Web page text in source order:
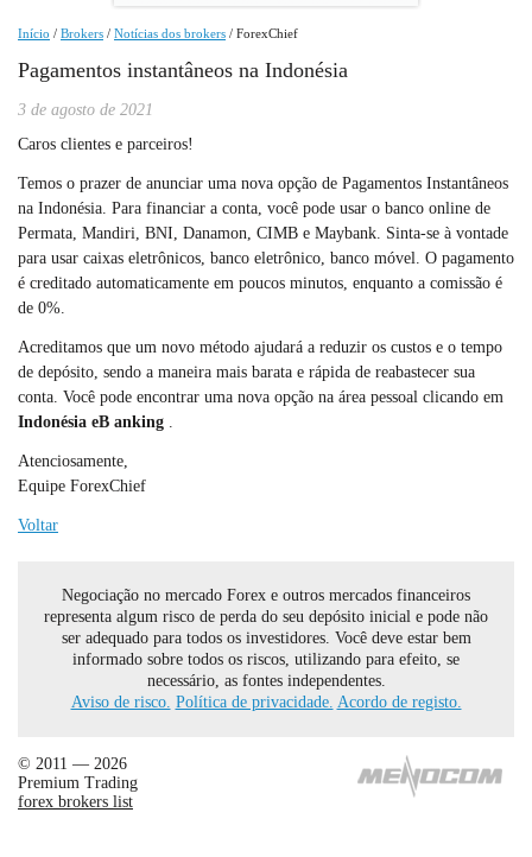
Início / Brokers / Notícias dos brokers / ForexChief
Pagamentos instantâneos na Indonésia
3 de agosto de 2021
Caros clientes e parceiros!
Temos o prazer de anunciar uma nova opção de Pagamentos Instantâneos
na Indonésia. Para financiar a conta, você pode usar o banco online de
Permata, Mandiri, BNI, Danamon, CIMB e Maybank. Sinta-se à vontade
para usar caixas eletrônicos, banco eletrônico, banco móvel. O pagamento
é creditado automaticamente em poucos minutos, enquanto a comissão é
de 0%.
Acreditamos que um novo método ajudará a reduzir os custos e o tempo
de depósito, sendo a maneira mais barata e rápida de reabastecer sua
conta. Você pode encontrar uma nova opção na área pessoal clicando em
Indonésia eB anking .
Atenciosamente,
Equipe ForexChief
Voltar
Negociação no mercado Forex e outros mercados financeiros
representa algum risco de perda do seu depósito inicial e pode não
ser adequado para todos os investidores. Você deve estar bem
informado sobre todos os riscos, utilizando para efeito, se
necessário, as fontes independentes.
Aviso de risco. Política de privacidade. Acordo de registo.
© 2011 — 2026
Premium Trading
forex brokers list